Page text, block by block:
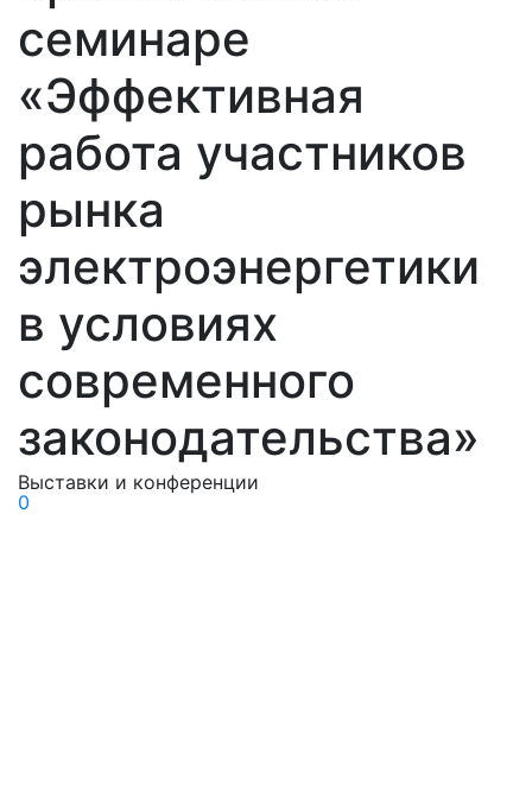
семинаре
«Эффективная
работа участников
рынка
электроэнергетики
в условиях
современного
законодательства»
Выставки и конференции
0